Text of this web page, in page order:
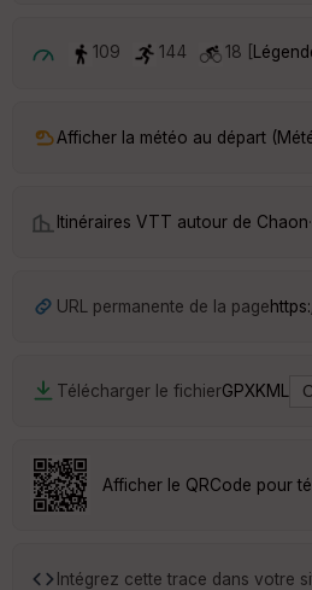
109 144 18 [
Afficher la météo au départ
Itinéraires VTT autour de Chaon·
URL permanente de la page
Télécharger le fichierGPXKML
Afficher le QRCode pour
Intégrez cette trace dans votre